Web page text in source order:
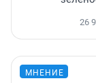
26
МНЕНИЕ